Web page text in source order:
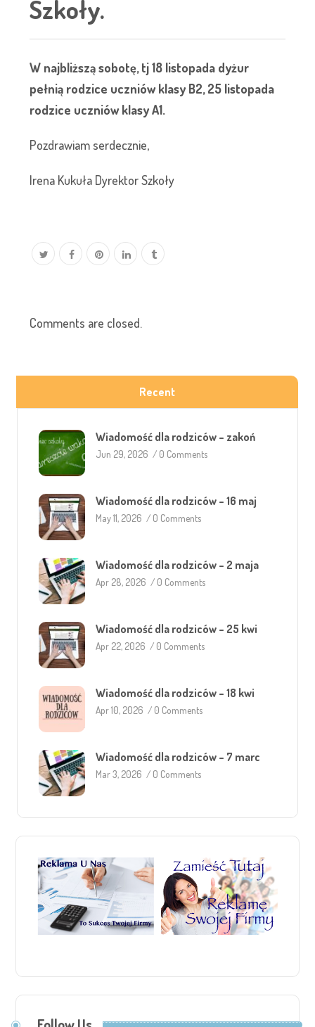
Szkoły.
W najbliższą sobotę, tj 18 listopada dyżur
pełnią rodzice uczniów klasy B2, 25 listopada
rodzice uczniów klasy A1.
Pozdrawiam serdecznie,
Irena Kukuła Dyrektor Szkoły
Comments are closed.
Recent
Wiadomość dla rodziców – zakoń
Jun 29, 2026 / 0 Comments
Wiadomość dla rodziców – 16 maj
May 11, 2026 / 0 Comments
Wiadomość dla rodziców – 2 maja
Apr 28, 2026 / 0 Comments
Wiadomość dla rodziców – 25 kwi
Apr 22, 2026 / 0 Comments
Wiadomość dla rodziców – 18 kwi
Apr 10, 2026 / 0 Comments
Wiadomość dla rodziców – 7 marc
Mar 3, 2026 / 0 Comments